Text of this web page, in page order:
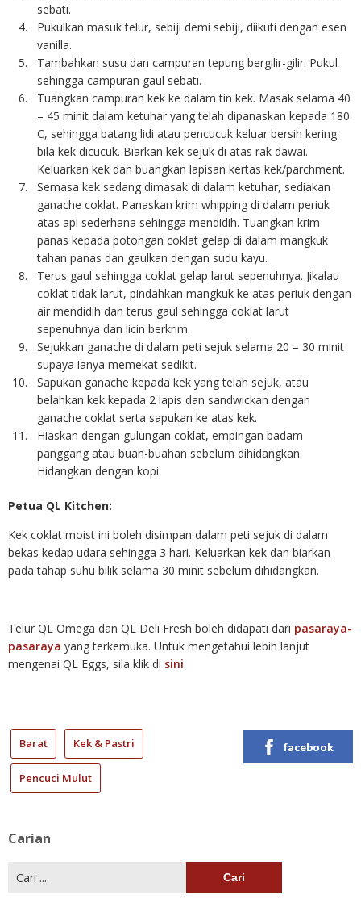
sebati.
Pukulkan masuk telur, sebiji demi sebiji, diikuti dengan esen
vanilla.
Tambahkan susu dan campuran tepung bergilir-gilir. Pukul
sehingga campuran gaul sebati.
Tuangkan campuran kek ke dalam tin kek. Masak selama 40
– 45 minit dalam ketuhar yang telah dipanaskan kepada 180
C, sehingga batang lidi atau pencucuk keluar bersih kering
bila kek dicucuk. Biarkan kek sejuk di atas rak dawai.
Keluarkan kek dan buangkan lapisan kertas kek/parchment.
Semasa kek sedang dimasak di dalam ketuhar, sediakan
ganache coklat. Panaskan krim whipping di dalam periuk
atas api sederhana sehingga mendidih. Tuangkan krim
panas kepada potongan coklat gelap di dalam mangkuk
tahan panas dan gaulkan dengan sudu kayu.
Terus gaul sehingga coklat gelap larut sepenuhnya. Jikalau
coklat tidak larut, pindahkan mangkuk ke atas periuk dengan
air mendidih dan terus gaul sehingga coklat larut
sepenuhnya dan licin berkrim.
Sejukkan ganache di dalam peti sejuk selama 20 – 30 minit
supaya ianya memekat sedikit.
Sapukan ganache kepada kek yang telah sejuk, atau
belahkan kek kepada 2 lapis dan sandwickan dengan
ganache coklat serta sapukan ke atas kek.
Hiaskan dengan gulungan coklat, empingan badam
panggang atau buah-buahan sebelum dihidangkan.
Hidangkan dengan kopi.
Petua QL Kitchen:
Kek coklat moist ini boleh disimpan dalam peti sejuk di dalam
bekas kedap udara sehingga 3 hari. Keluarkan kek dan biarkan
pada tahap suhu bilik selama 30 minit sebelum dihidangkan.
Telur QL Omega dan QL Deli Fresh boleh didapati dari pasaraya-
pasaraya yang terkemuka. Untuk mengetahui lebih lanjut
mengenai QL Eggs, sila klik di sini.
Barat Kek & Pastri
Pencuci Mulut
facebook
Carian